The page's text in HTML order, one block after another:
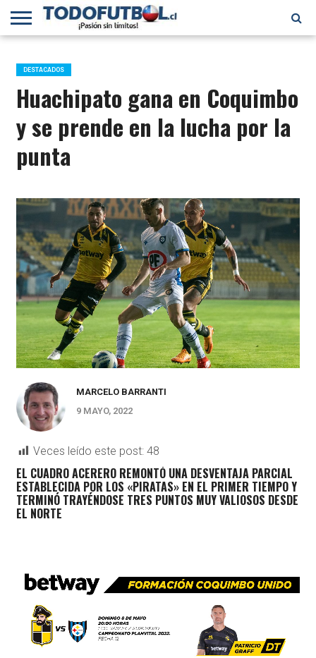
PRIMERA
B
SELECCIÓN
CHILENA
CHILENOS
EN EL
MUNDO
FÚTBOL
INTERNACIONAL
DESTACADOS
Huachipato gana en Coquimbo
y se prende en la lucha por la
punta
MARCELO BARRANTI
9 MAYO, 2022
Veces leído este post: 48
EL CUADRO ACERERO REMONTÓ UNA DESVENTAJA PARCIAL
ESTABLECIDA POR LOS «PIRATAS» EN EL PRIMER TIEMPO Y
TERMINÓ TRAYÉNDOSE TRES PUNTOS MUY VALIOSOS DESDE
EL NORTE